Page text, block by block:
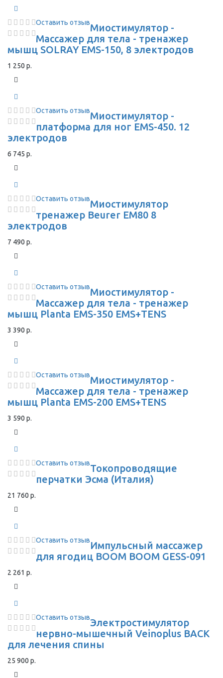
Оставить отзывМиостимулятор -
Массажер для тела - тренажер
мышц SOLRAY EMS-150, 8 электродов
1 250 р.
Оставить отзывМиостимулятор -
платформа для ног EMS-450. 12
электродов
6 745 р.
Оставить отзывМиостимулятор
тренажер Beurer EM80 8
электродов
7 490 р.
Оставить отзывМиостимулятор -
Массажер для тела - тренажер
мышц Planta EMS-350 EMS+TENS
3 390 р.
Оставить отзывМиостимулятор -
Массажер для тела - тренажер
мышц Planta EMS-200 EMS+TENS
3 590 р.
Оставить отзывТокопроводящие
перчатки Эсма (Италия)
21 760 р.
Оставить отзывИмпульсный массажер
для ягодиц BOOM BOOM GESS-091
2 261 р.
Оставить отзывЭлектростимулятор
нервно-мышечный Veinoplus BACK
для лечения спины
25 900 р.